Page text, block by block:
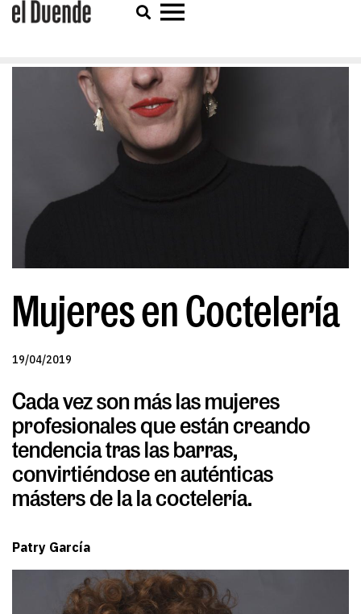
Mujeres en Coctelería
19/04/2019
Cada vez son más las mujeres
profesionales que están creando
tendencia tras las barras,
convirtiéndose en auténticas
másters de la la coctelería.
Patry García